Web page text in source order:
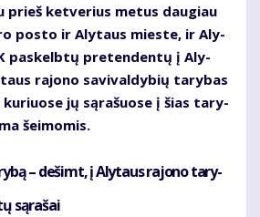
prieš ket­ve­rius me­tus dau­giau
pos­to ir Aly­taus mies­te, ir Aly­
pa­skelb­tų pre­ten­den­tų į Aly­
ra­jo­no sa­vi­val­dy­bių ta­ry­bas
ku­riuo­se jų są­ra­šuo­se į šias ta­ry­
šei­mo­mis.
– de­šimt, į Aly­taus ra­jo­no ta­ry­
są­ra­šai